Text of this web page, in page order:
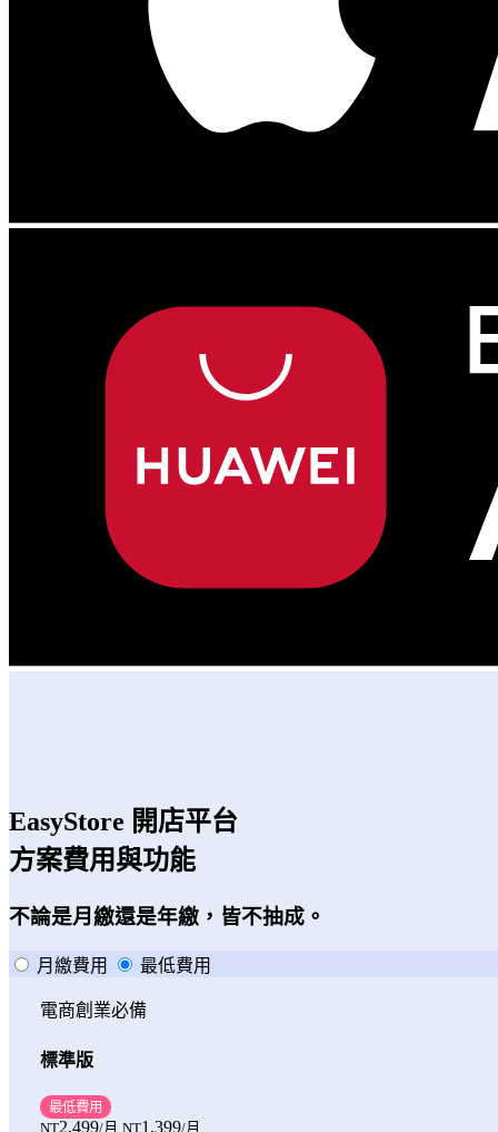
EasyStore 開店平台
方案費用與功能
不論是月繳還是年繳，皆不抽成。
月繳費用 最低費用
電商創業必備
標準版
最低費用
NT2,499/月 NT1,399/月